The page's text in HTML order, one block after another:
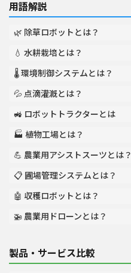
用語解説
🌿 除草ロボットとは？
💧 水耕栽培とは？
🌡️ 環境制御システムとは？
💦 点滴灌漑とは？
🚜 ロボットトラクターとは
🏭 植物工場とは？
💪 農業用アシストスーツとは？
📋 圃場管理システムとは？
🤖 収穫ロボットとは？
🚁 農業用ドローンとは？
製品・サービス比較